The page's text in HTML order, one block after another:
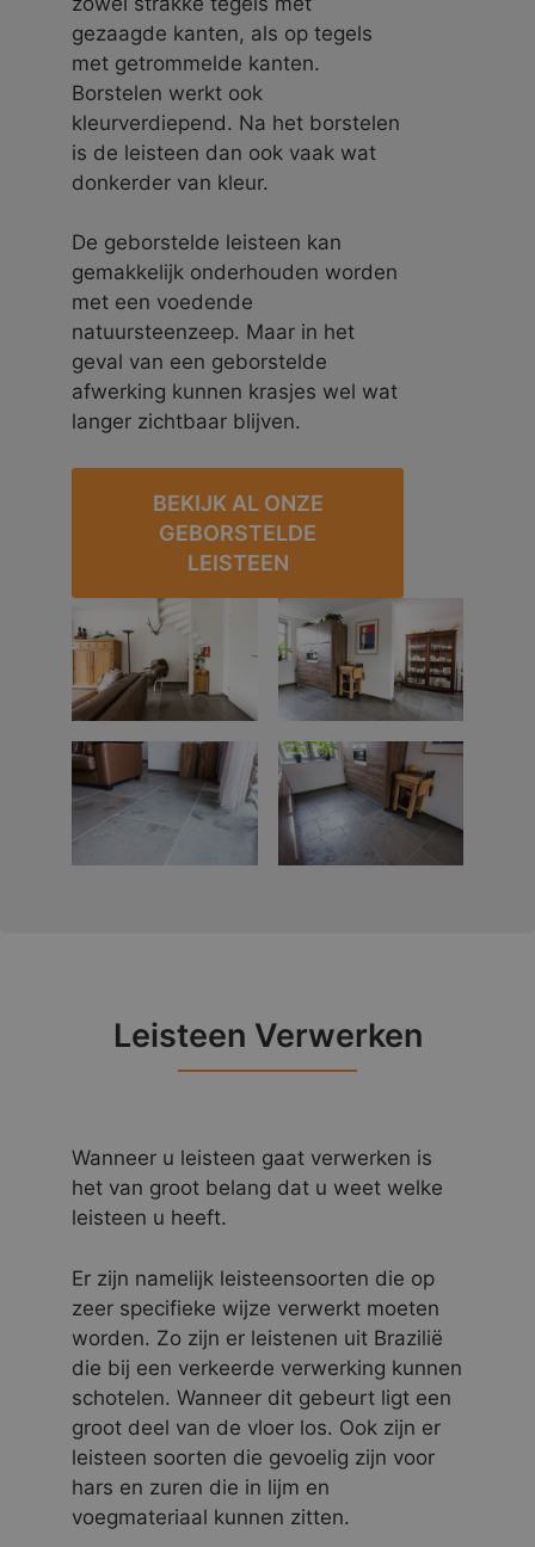
gezaagde kanten, als op tegels
met getrommelde kanten.
Borstelen werkt ook
kleurverdiepend. Na het borstelen
is de leisteen dan ook vaak wat
donkerder van kleur.
De geborstelde leisteen kan
gemakkelijk onderhouden worden
met een voedende
natuursteenzeep. Maar in het
geval van een geborstelde
afwerking kunnen krasjes wel wat
langer zichtbaar blijven.
BEKIJK AL ONZE
GEBORSTELDE
LEISTEEN
Leisteen Verwerken
Wanneer u leisteen gaat verwerken is
het van groot belang dat u weet welke
leisteen u heeft.
Er zijn namelijk leisteensoorten die op
zeer specifieke wijze verwerkt moeten
worden. Zo zijn er leistenen uit Brazilië
die bij een verkeerde verwerking kunnen
schotelen. Wanneer dit gebeurt ligt een
groot deel van de vloer los. Ook zijn er
leisteen soorten die gevoelig zijn voor
hars en zuren die in lijm en
voegmateriaal kunnen zitten.